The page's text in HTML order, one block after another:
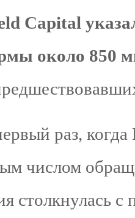
Capital
около 850
раз, когда
числом
столкнулась с